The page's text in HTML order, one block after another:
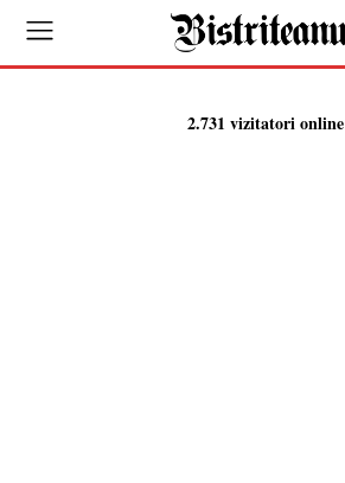
2.731 vizitatori online